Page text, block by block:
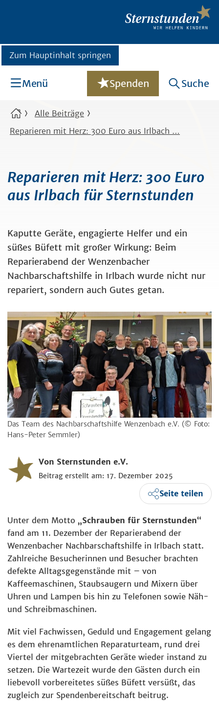
Zum Hauptinhalt springen
Menü Spenden Suche
Alle Beiträge
Reparieren mit Herz: 300 Euro aus Irlbach …
Reparieren mit Herz: 300 Euro
aus Irlbach für Sternstunden
Kaputte Geräte, engagierte Helfer und ein
süßes Büfett mit großer Wirkung: Beim
Reparierabend der Wenzenbacher
Nachbarschaftshilfe in Irlbach wurde nicht nur
repariert, sondern auch Gutes getan.
Das Team des Nachbarschaftshilfe Wenzenbach e.V. (© Foto:
Hans-Peter Semmler)
Von Sternstunden e.V.
Beitrag erstellt am: 17. Dezember 2025
Seite teilen
Unter dem Motto „Schrauben für Sternstunden“
fand am 11. Dezember der Reparierabend der
Wenzenbacher Nachbarschaftshilfe in Irlbach statt.
Zahlreiche Besucherinnen und Besucher brachten
defekte Alltagsgegenstände mit – von
Kaffeemaschinen, Staubsaugern und Mixern über
Uhren und Lampen bis hin zu Telefonen sowie Näh-
und Schreibmaschinen.
Mit viel Fachwissen, Geduld und Engagement gelang
es dem ehrenamtlichen Reparaturteam, rund drei
Viertel der mitgebrachten Geräte wieder instand zu
setzen. Die Wartezeit wurde den Gästen durch ein
liebevoll vorbereitetes süßes Büfett versüßt, das
zugleich zur Spendenbereitschaft beitrug.